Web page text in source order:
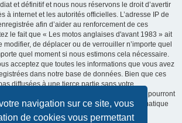
navigation sur ce site, vous
de cookies vous permettant
et définitif et nous nous réservons le droit d’avertir
à internet et les autorités officielles. L’adresse IP de
afin d’aider au renforcement de ces
le fait que « Les motos anglaises d'avant 1983 » ait
modifier, de déplacer ou de verrouiller n’importe quel
quel moment si nous estimons cela nécessaire.
acceptez que toutes les informations que vous avez
dans notre base de données. Bien que ces
diffusées à une tierce partie sans votre
motos anglaises d'avant 1983 », ni phpBB, ne pourront
en cas de tentative de piratage informatique
données.